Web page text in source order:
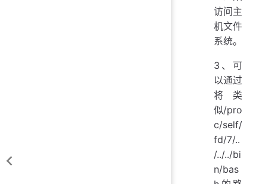
访问主
机文件
系统。
3、可
以通过
将类
似/pro
c/self/
fd/7/..
/../../bi
n/bas